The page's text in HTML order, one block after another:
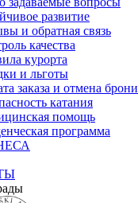
развитие
и обратная связь
качества
курорта
и льготы
заказа и отмена брони
катания
помощь
программа